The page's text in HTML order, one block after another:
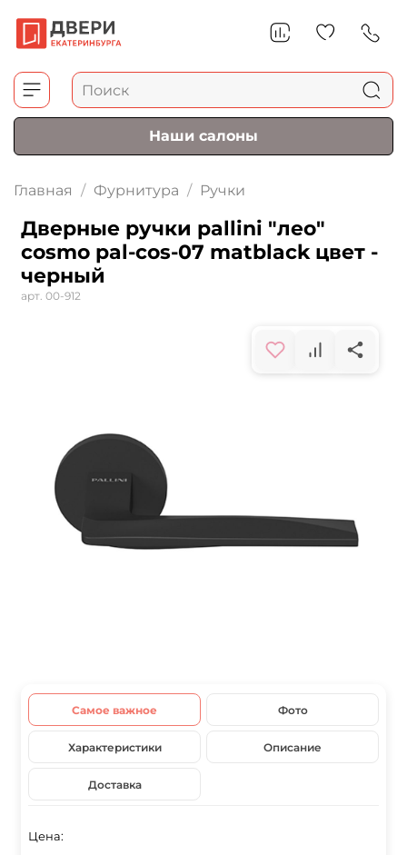
Наши салоны
Главная Фурнитура Ручки
Дверные ручки pallini "лео"
cosmo pal-cos-07 matblack цвет -
черный
арт. 00-912
Самое важное Фото
Характеристики Описание
Доставка
Цена: